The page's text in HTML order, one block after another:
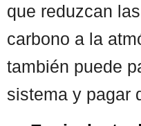
que reduzcan
carbono a la
también puede
sistema y pagar